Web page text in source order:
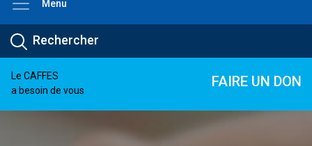
Menu
Le CAFFES
a besoin de vous
FAIRE UN DON